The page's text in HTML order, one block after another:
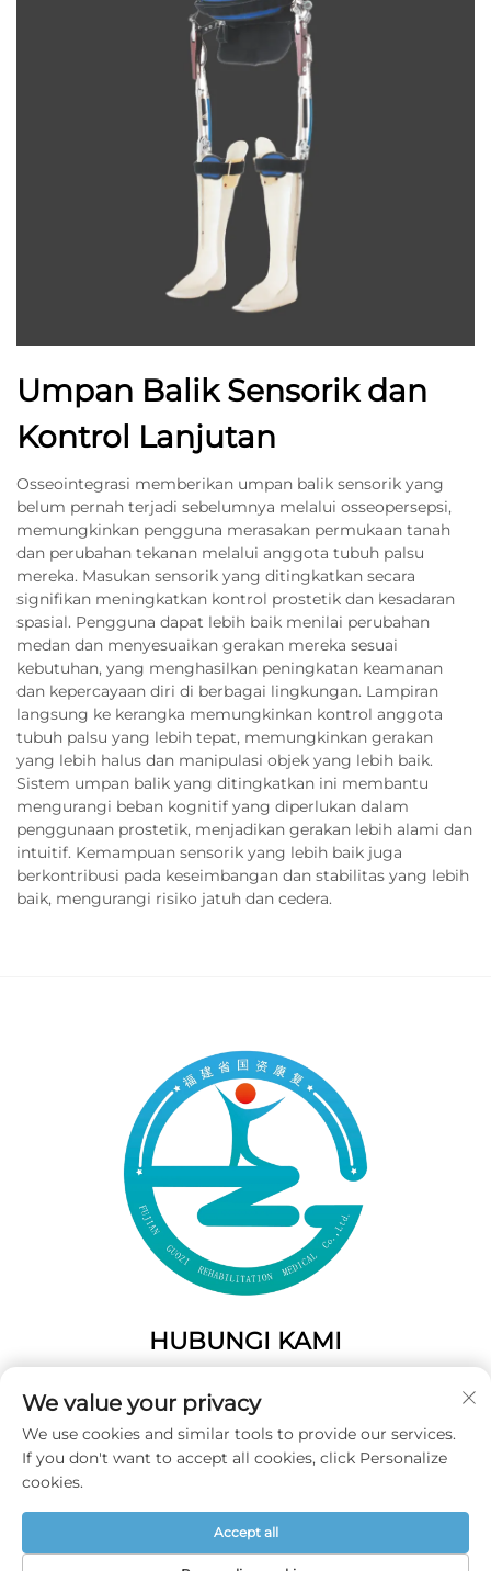
Umpan Balik Sensorik dan
Kontrol Lanjutan
Osseointegrasi memberikan umpan balik sensorik yang
belum pernah terjadi sebelumnya melalui osseopersepsi,
memungkinkan pengguna merasakan permukaan tanah
dan perubahan tekanan melalui anggota tubuh palsu
mereka. Masukan sensorik yang ditingkatkan secara
signifikan meningkatkan kontrol prostetik dan kesadaran
spasial. Pengguna dapat lebih baik menilai perubahan
medan dan menyesuaikan gerakan mereka sesuai
kebutuhan, yang menghasilkan peningkatan keamanan
dan kepercayaan diri di berbagai lingkungan. Lampiran
langsung ke kerangka memungkinkan kontrol anggota
tubuh palsu yang lebih tepat, memungkinkan gerakan
yang lebih halus dan manipulasi objek yang lebih baik.
Sistem umpan balik yang ditingkatkan ini membantu
mengurangi beban kognitif yang diperlukan dalam
penggunaan prostetik, menjadikan gerakan lebih alami dan
intuitif. Kemampuan sensorik yang lebih baik juga
berkontribusi pada keseimbangan dan stabilitas yang lebih
baik, mengurangi risiko jatuh dan cedera.
HUBUNGI KAMI
Tiongkok
Telp:+86-19859128239
E-Mail:
We value your privacy
We use cookies and similar tools to provide our services.
If you don't want to accept all cookies, click Personalize
cookies.
Accept all